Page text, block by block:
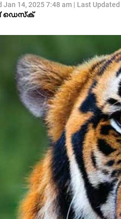
Jan 14, 2025 7:48 am | Last Updated
ഡെസ്‌ക്